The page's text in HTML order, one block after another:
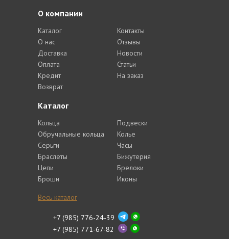
Каталог
Кольца
Обручальные кольца
Серьги
Браслеты
Цепи
Броши
Подвески
Колье
Часы
Бижутерия
Брелоки
Иконы
Весь каталог
О компании
Каталог
О нас
Доставка
Оплата
Кредит
Возврат
Контакты
Отзывы
Новости
Статьи
На заказ
+7 (985) 776-24-39
+7 (985) 771-67-82